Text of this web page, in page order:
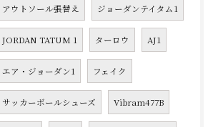
アウトソール張替え ジョーダンテイタム1
JORDAN TATUM 1 ターロウ AJ1
エア・ジョーダン1 フェイク
サッカーボールシューズ Vibram477B